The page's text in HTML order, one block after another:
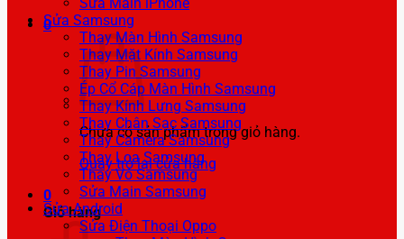
0
Chưa có sản phẩm trong giỏ hàng.
Quay trở lại cửa hàng
0
Giỏ hàng
Sửa Samsung
Thay Màn Hình Samsung
Thay Mặt Kính Samsung
Thay Pin Samsung
Ép Cổ Cáp Màn Hình Samsung
Thay Kính Lưng Samsung
Thay Chân Sạc Samsung
Thay Camera Samsung
Thay Loa Samsung
Thay Vỏ Samsung
Sửa Main Samsung
Sửa Android
Sửa Điện Thoại Oppo